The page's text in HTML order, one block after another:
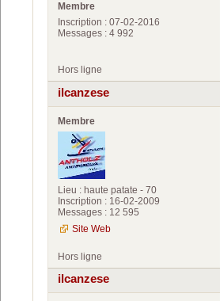
Membre
Inscription : 07-02-2016
Messages : 4 992
Hors ligne
ilcanzese
Membre
Lieu : haute patate - 70
Inscription : 16-02-2009
Messages : 12 595
Site Web
Hors ligne
ilcanzese